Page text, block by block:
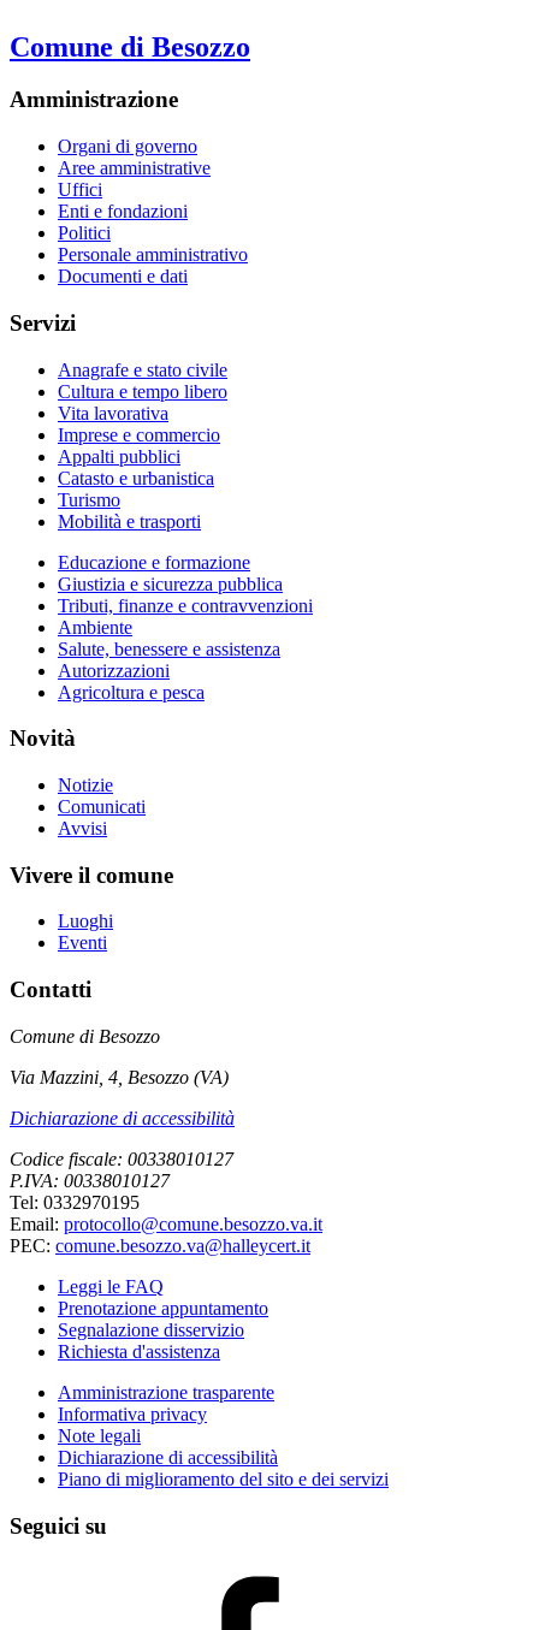
Comune di Besozzo
Amministrazione
Organi di governo
Aree amministrative
Uffici
Enti e fondazioni
Politici
Personale amministrativo
Documenti e dati
Servizi
Anagrafe e stato civile
Cultura e tempo libero
Vita lavorativa
Imprese e commercio
Appalti pubblici
Catasto e urbanistica
Turismo
Mobilità e trasporti
Educazione e formazione
Giustizia e sicurezza pubblica
Tributi, finanze e contravvenzioni
Ambiente
Salute, benessere e assistenza
Autorizzazioni
Agricoltura e pesca
Novità
Notizie
Comunicati
Avvisi
Vivere il comune
Luoghi
Eventi
Contatti
Comune di Besozzo
Via Mazzini, 4, Besozzo (VA)
Dichiarazione di accessibilità
Codice fiscale: 00338010127
P.IVA: 00338010127
Tel: 0332970195
Email: protocollo@comune.besozzo.va.it
PEC: comune.besozzo.va@halleycert.it
Leggi le FAQ
Prenotazione appuntamento
Segnalazione disservizio
Richiesta d'assistenza
Amministrazione trasparente
Informativa privacy
Note legali
Dichiarazione di accessibilità
Piano di miglioramento del sito e dei servizi
Seguici su